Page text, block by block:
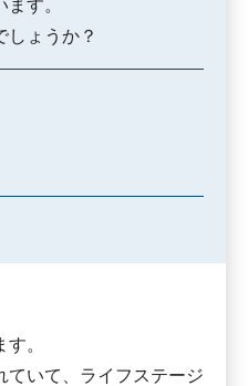
す。
しょうか？
。
ていて、ライフステージ